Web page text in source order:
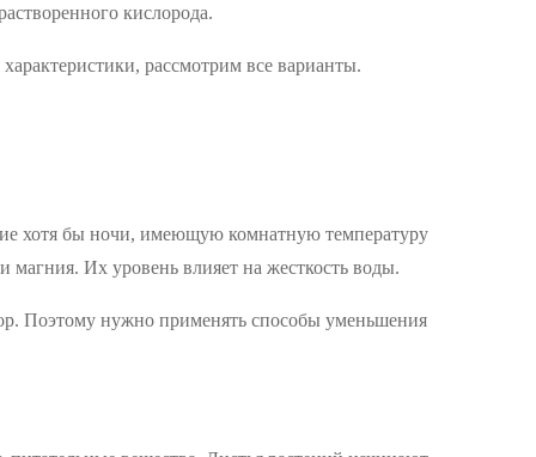
кислорода.
рассмотрим все варианты.
хотя бы ночи, имеющую комнатную температуру
магния. Их уровень влияет на жесткость воды.
Поэтому нужно применять способы уменьшения